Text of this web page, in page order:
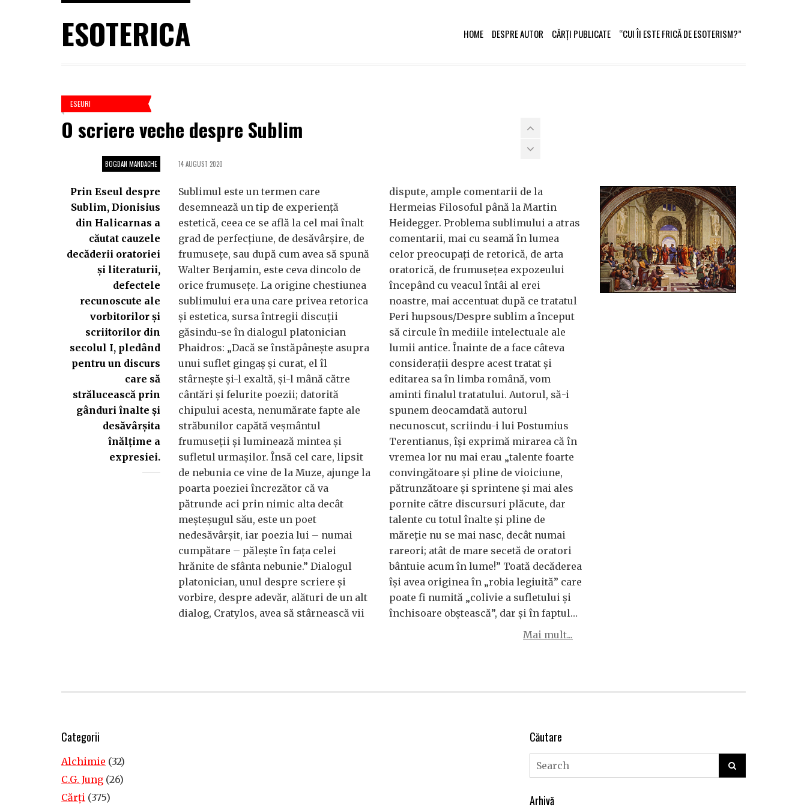
ESOTERICA HOME DESPRE AUTOR CĂRȚI PUBLICATE “CUI ÎI ESTE FRICĂ DE ESOTERISM?”
ESEURI
O scriere veche despre Sublim
BOGDAN MANDACHE
Prin Eseul despre
Sublim, Dionisius
din Halicarnas a
căutat cauzele
decăderii oratoriei
și literaturii,
defectele
recunoscute ale
vorbitorilor și
scriitorilor din
secolul I, pledând
pentru un discurs
care să
strălucească prin
gânduri înalte și
desăvârșita
înălțime a
expresiei.
14 AUGUST 2020
Sublimul este un termen care
desemnează un tip de experiență
estetică, ceea ce se află la cel mai înalt
grad de perfecțiune, de desăvârșire, de
frumusețe, sau după cum avea să spună
Walter Benjamin, este ceva dincolo de
orice frumusețe. La origine chestiunea
sublimului era una care privea retorica
și estetica, sursa întregii discuții
găsindu-se în dialogul platonician
Phaidros: „Dacă se înstăpânește asupra
unui suflet gingaș și curat, el îl
stârnește și-l exaltă, și-l mână către
cântări și felurite poezii; datorită
chipului acesta, nenumărate fapte ale
străbunilor capătă veșmântul
frumuseții și luminează mintea și
sufletul urmașilor. Însă cel care, lipsit
de nebunia ce vine de la Muze, ajunge la
poarta poeziei încrezător că va
pătrunde aci prin nimic alta decât
meșteșugul său, este un poet
nedesăvârșit, iar poezia lui – numai
cumpătare – pălește în fața celei
hrănite de sfânta nebunie.” Dialogul
platonician, unul despre scriere și
vorbire, despre adevăr, alături de un alt
dialog, Cratylos, avea să stârnească vii
dispute, ample comentarii de la
Hermeias Filosoful până la Martin
Heidegger. Problema sublimului a atras
comentarii, mai cu seamă în lumea
celor preocupați de retorică, de arta
oratorică, de frumusețea expozeului
începând cu veacul întâi al erei
noastre, mai accentuat după ce tratatul
Peri hupsous/Despre sublim a început
să circule în mediile intelectuale ale
lumii antice. Înainte de a face câteva
considerații despre acest tratat și
editarea sa în limba română, vom
aminti finalul tratatului. Autorul, să-i
spunem deocamdată autorul
necunoscut, scriindu-i lui Postumius
Terentianus, își exprimă mirarea că în
vremea lor nu mai erau „talente foarte
convingătoare și pline de vioiciune,
pătrunzătoare și sprintene și mai ales
pornite către discursuri plăcute, dar
talente cu totul înalte și pline de
măreție nu se mai nasc, decât numai
rareori; atât de mare secetă de oratori
bântuie acum în lume!” Toată decăderea
își avea originea în „robia legiuită” care
poate fi numită „colivie a sufletului și
închisoare obștească”, dar și în faptul…
Mai mult...
Categorii
Alchimie (32)
C.G. Jung (26)
Cărţi (375)
Căutare
Arhivă